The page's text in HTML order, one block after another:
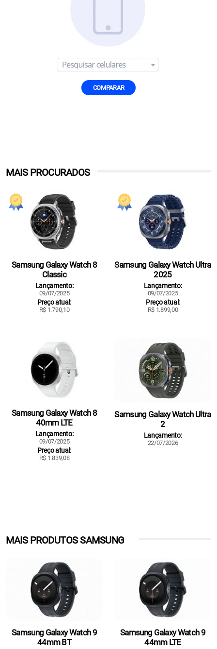
COMPARAR
MAIS PROCURADOS
Samsung Galaxy Watch 8
Classic
Lançamento:
09/07/2025
Preço atual:
R$ 1.790,10
Samsung Galaxy Watch Ultra
2025
Lançamento:
09/07/2025
Preço atual:
R$ 1.899,00
Samsung Galaxy Watch 8
40mm LTE
Lançamento:
09/07/2025
Preço atual:
R$ 1.839,08
Samsung Galaxy Watch Ultra
2
Lançamento:
22/07/2026
MAIS PRODUTOS SAMSUNG
Samsung Galaxy Watch 9
44mm BT
Samsung Galaxy Watch 9
44mm LTE